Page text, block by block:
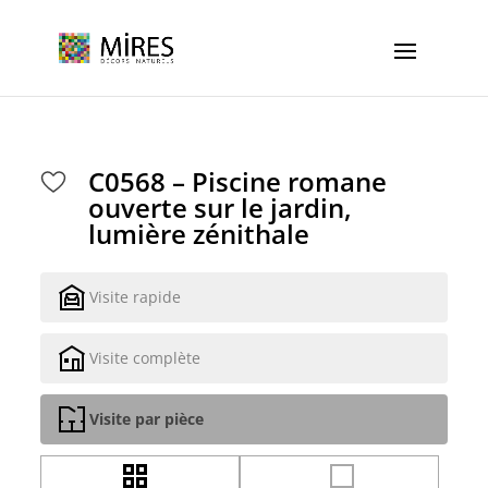
C0568 – Piscine romane
ouverte sur le jardin,
lumière zénithale
Visite rapide
Visite complète
Visite par pièce